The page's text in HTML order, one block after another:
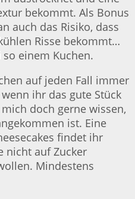
bekommt. Als Bonus
auch das Risiko, dass
Risse bekommt…
einem Kuchen.
auf jeden Fall immer
ihr das gute Stück
doch gerne wissen,
ist. Eine
findet ihr
nicht auf Zucker
Mindestens